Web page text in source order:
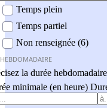
Temps plein
Temps partiel
Non renseignée (6)
la durée
minimale (en heure)